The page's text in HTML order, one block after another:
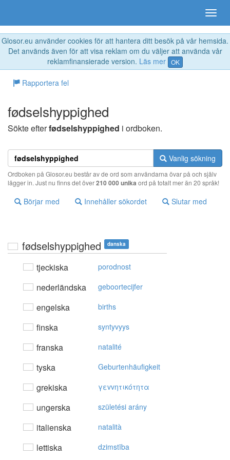
Glosor.eu använder cookies för att hantera ditt besök på vår hemsida.
Det används även för att visa reklam om du väljer att använda vår
reklamfinansierade version. Läs mer OK
Rapportera fel
fødselshyppighed
Sökte efterfødselshyppighed i ordboken.
Vanlig sökning
Ordboken på Glosor.eu består av de ord som användarna övar på och själv
lägger in. Just nu finns det över210 000 unika ord på totalt mer än 20 språk!
Börjar med Innehåller sökordet Slutar med
fødselshyppighed danska
tjeckiska porodnost
nederländska geboortecijfer
engelska births
finska syntyvyys
franska natalité
tyska Geburtenhäufigkeit
grekiska γεvvητικότητα
ungerska születési arány
italienska natalità
lettiska dzimstība